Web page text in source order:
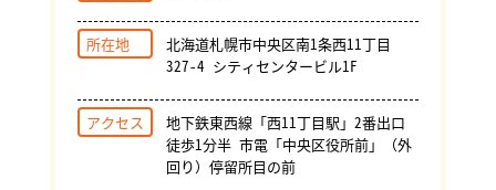
所在地
北海道札幌市中央区南1条西11丁目
327-4 シティセンタービル1F
アクセス
地下鉄東西線「西11丁目駅」2番出口
徒歩1分半 市電「中央区役所前」（外
回り）停留所目の前